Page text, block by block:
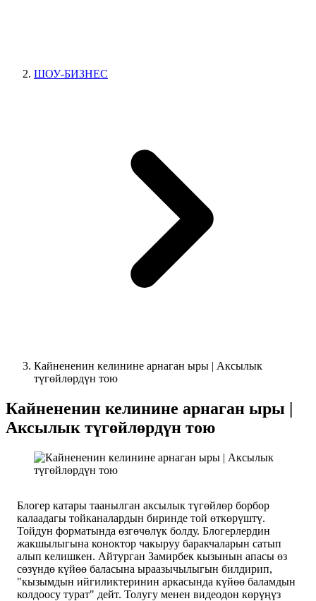
ШОУ-БИЗНЕС
Кайнененин келинине арнаган ыры | Аксылык
түгөйлөрдүн тою
Кайнененин келинине арнаган ыры |
Аксылык түгөйлөрдүн тою
Блогер катары таанылган аксылык түгөйлөр борбор
калаадагы тойканалардын биринде той өткөрүштү.
Тойдун форматында өзгөчөлүк болду. Блогерлердин
жакшылыгына коноктор чакыруу баракчаларын сатып
алып келишкен. Айтурган Замирбек кызынын апасы өз
сөзүндө күйөө баласына ыраазычылыгын билдирип,
"кызымдын ийгиликтеринин аркасында күйөө баламдын
колдоосу турат" дейт. Толугу менен видеодон көрүңүз